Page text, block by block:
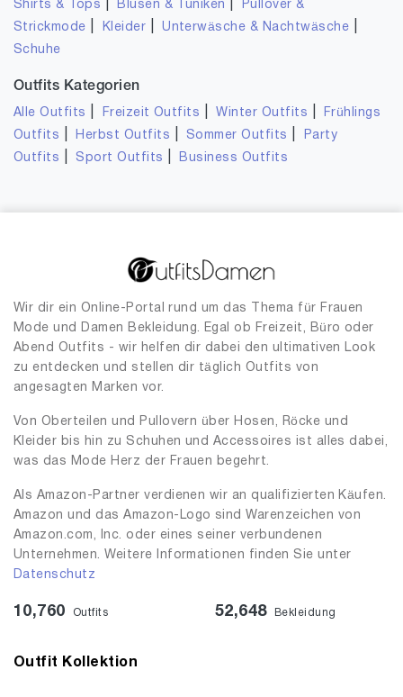
Shirts & Tops Blusen & Tuniken
Pullover &
Strickmode
Kleider |Unterwäsche & Nachtwäsche
Schuhe
Outfits Kategorien
Alle Outfits Freizeit Outfits |Winter Outfits
Frühlings
Outfits
Herbst Outfits Sommer Outfits
Party
Outfits
Sport Outfits Business Outfits
Wir dir ein Online-Portal rund um das Thema für Frauen
Mode und Damen Bekleidung. Egal ob Freizeit, Büro oder
Abend Outfits - wir helfen dir dabei den ultimativen Look
zu entdecken und stellen dir täglich Outfits von
angesagten Marken vor.
Von Oberteilen und Pullovern über Hosen, Röcke und
Kleider bis hin zu Schuhen und Accessoires ist alles dabei,
was das Mode Herz der Frauen begehrt.
Als Amazon-Partner verdienen wir an qualifizierten Käufen.
Amazon und das Amazon-Logo sind Warenzeichen von
Amazon.com, Inc. oder eines seiner verbundenen
Unternehmen. Weitere Informationen finden Sie unter
Datenschutz
10,760 Outfits 52,648 Bekleidung
Outfit Kollektion